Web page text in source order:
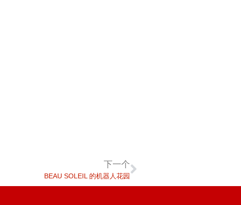
下一个
BEAU SOLEIL 的机器人花园